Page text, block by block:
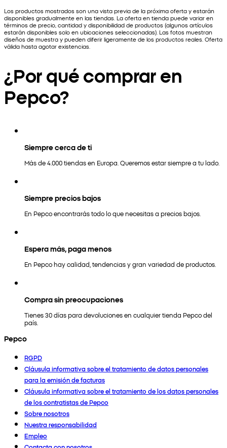
Los productos mostrados son una vista previa de la próxima oferta y estarán
disponibles gradualmente en las tiendas. La oferta en tienda puede variar en
términos de precio, cantidad y disponibilidad de productos (algunos artículos
estarán disponibles solo en ubicaciones seleccionadas). Las fotos muestran
diseños de muestra y pueden diferir ligeramente de los productos reales. Oferta
válida hasta agotar existencias.
¿Por qué comprar en
Pepco?
Siempre cerca de ti
Más de 4.000 tiendas en Europa. Queremos estar siempre a tu lado.
Siempre precios bajos
En Pepco encontrarás todo lo que necesitas a precios bajos.
Espera más, paga menos
En Pepco hay calidad, tendencias y gran variedad de productos.
Compra sin preocupaciones
Tienes 30 días para devoluciones en cualquier tienda Pepco del
país.
Pepco
RGPD
Cláusula informativa sobre el tratamiento de datos personales
para la emisión de facturas
Cláusula informativa sobre el tratamiento de los datos personales
de los contratistas de Pepco
Sobre nosotros
Nuestra responsabilidad
Empleo